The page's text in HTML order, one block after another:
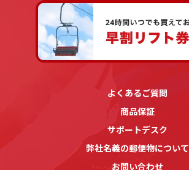
よくあるご質問
商品保証
サポートデスク
弊社名義の郵便物について
お問い合わせ